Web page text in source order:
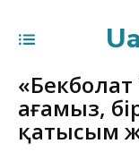
«Бекболат
ағамыз,
қатысым